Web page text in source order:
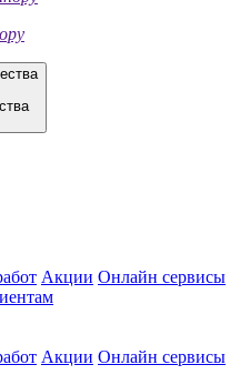
Акции Онлайн сервисы
Акции Онлайн сервисы